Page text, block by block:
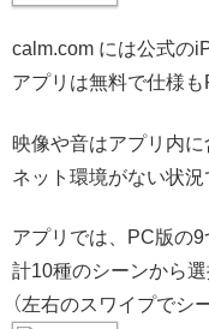
calm.com には公式の
アプリは無料で仕様も
映像や音はアプリ内
ネット環境がない状況
アプリでは、PC版の9
計10種のシーンから選
（左右のスワイプでシ